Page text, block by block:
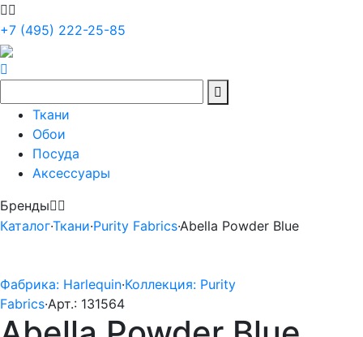
+7 (495) 222-25-85
Ткани
Обои
Посуда
Аксессуары
Бренды
Каталог·Ткани·Purity Fabrics·Abella Powder Blue
Фабрика: Harlequin·Коллекция: Purity
Fabrics·Арт.: 131564